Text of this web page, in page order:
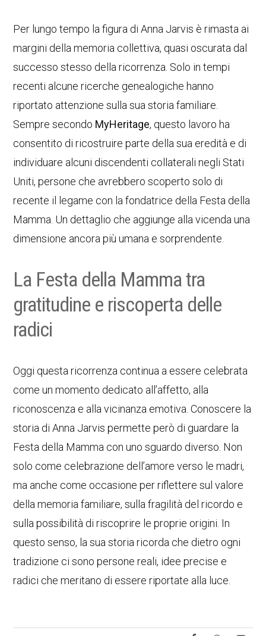
Per lungo tempo la figura di Anna Jarvis è rimasta ai
margini della memoria collettiva, quasi oscurata dal
successo stesso della ricorrenza. Solo in tempi
recenti alcune ricerche genealogiche hanno
riportato attenzione sulla sua storia familiare.
Sempre secondo MyHeritage, questo lavoro ha
consentito di ricostruire parte della sua eredità e di
individuare alcuni discendenti collaterali negli Stati
Uniti, persone che avrebbero scoperto solo di
recente il legame con la fondatrice della Festa della
Mamma. Un dettaglio che aggiunge alla vicenda una
dimensione ancora più umana e sorprendente.
La Festa della Mamma tra
gratitudine e riscoperta delle
radici
Oggi questa ricorrenza continua a essere celebrata
come un momento dedicato all’affetto, alla
riconoscenza e alla vicinanza emotiva. Conoscere la
storia di Anna Jarvis permette però di guardare la
Festa della Mamma con uno sguardo diverso. Non
solo come celebrazione dell’amore verso le madri,
ma anche come occasione per riflettere sul valore
della memoria familiare, sulla fragilità del ricordo e
sulla possibilità di riscoprire le proprie origini. In
questo senso, la sua storia ricorda che dietro ogni
tradizione ci sono persone reali, idee precise e
radici che meritano di essere riportate alla luce.